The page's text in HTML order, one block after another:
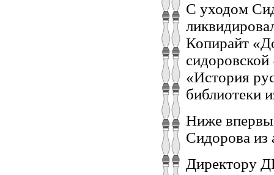
С уходом
Копирайт
«История
библиотеки
Ниже
Сидорова из
Директору